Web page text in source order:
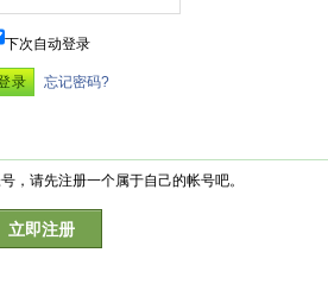
下次自动登录
忘记密码?
，请先注册一个属于自己的帐号吧。
立即注册